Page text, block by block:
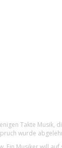
Takte Musik,
wurde